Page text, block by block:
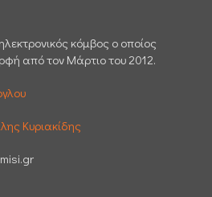
κόμβος ο οποίος
από τον Μάρτιο του 2012.
Κυριακίδης